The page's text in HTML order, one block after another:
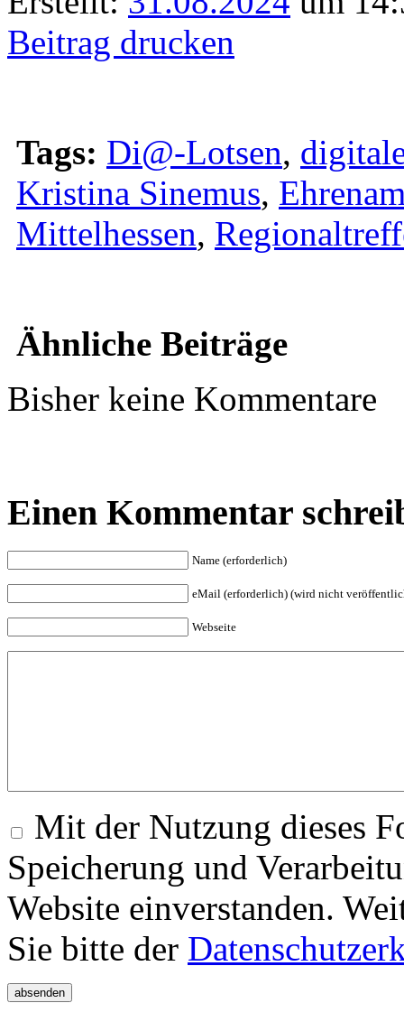
Beitrag drucken
Tags: Di@-Lotsen,
Kristina Sinemus,
Mittelhessen,
Ähnliche Beiträge
Bisher keine Kommentare
Einen Kommentar
Name (erforderlich)
eMail (erforderlich) (wird nicht
Webseite
Mit der Nutzung dieses
Speicherung und
Website einverstanden.
Sie bitte der